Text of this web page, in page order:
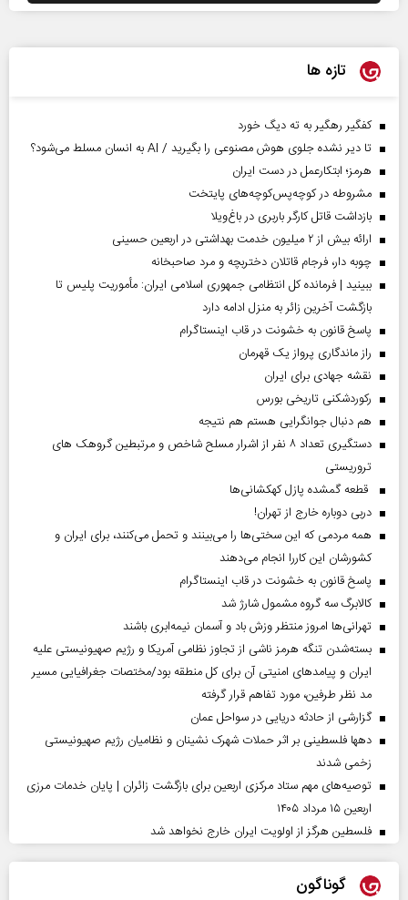
تازه ها
کفگیر رهگیر به ته دیگ خورد
تا دیر نشده جلوی هوش مصنوعی را بگیرید / AI به انسان مسلط می‌شود؟
هرمز؛ ابتکارعمل در دست ایران
مشروطه در کوچه‌پس‌کوچه‌های پایتخت
بازداشت قاتل کارگر باربری در باغ‌ویلا
ارائه بیش از ۲ میلیون خدمت بهداشتی در اربعین حسینی
چوبه دار، فرجام قاتلان دختربچه و مرد صاحبخانه
ببینید | فرمانده کل انتظامی جمهوری اسلامی ایران­: مأموریت پلیس تا
بازگشت آخرین زائر به منزل ادامه دارد
پاسخ قانون به خشونت در قاب اینستاگرام
راز ماندگاری پرواز یک قهرمان
نقشه جهادی برای ایران
رکوردشکنی تاریخی بورس
هم دنبال جوانگرایی هستم هم نتیجه
دستگیری تعداد ۸ نفر از اشرار مسلح شاخص و مرتبطین گروهک های
تروریستی
قطعه گمشده پازل کهکشانی‌ها
دربی دوباره خارج از تهران!
همه مردمی که این سختی‌ها را می‌بینند و تحمل می‌کنند، برای ایران و
کشورشان این کاررا انجام می‌دهند
پاسخ قانون به خشونت در قاب اینستاگرام
کالابرگ سه گروه مشمول شارژ شد
تهرانی‌ها امروز منتظر وزش باد و آسمان نیمه‌ابری باشند
بسته‌شدن تنگه هرمز ناشی از تجاوز نظامی آمریکا و رژیم صهیونیستی علیه
ایران و پیامد‌های امنیتی آن برای کل منطقه بود/مختصات جغرافیایی مسیر
مد نظر طرفین، مورد تفاهم قرار گرفته
گزارشی از حادثه دریایی در سواحل عمان
دهها فلسطینی بر اثر حملات شهرک نشینان و نظامیان رژیم صهیونیستی
زخمی شدند
توصیه‌های مهم ستاد مرکزی اربعین برای بازگشت زائران | پایان خدمات مرزی
اربعین ۱۵ مرداد ۱۴۰۵
فلسطین هرگز از اولویت ایران خارج نخواهد شد
گوناگون